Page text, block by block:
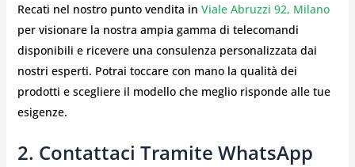
Recati nel nostro punto vendita in Viale Abruzzi 92, Milano
per visionare la nostra ampia gamma di telecomandi
disponibili e ricevere una consulenza personalizzata dai
nostri esperti. Potrai toccare con mano la qualità dei
prodotti e scegliere il modello che meglio risponde alle tue
esigenze.
2. Contattaci Tramite WhatsApp